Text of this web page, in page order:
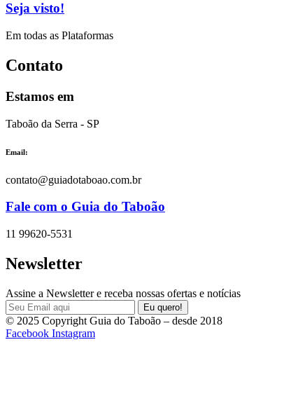
Seja visto!
Em todas as Plataformas
Contato
Estamos em
Taboão da Serra - SP
Email:
contato@guiadotaboao.com.br
Fale com o Guia do Taboão
11 99620-5531
Newsletter
Assine a Newsletter e receba nossas ofertas e notícias
© 2025 Copyright Guia do Taboão – desde 2018
Facebook Instagram